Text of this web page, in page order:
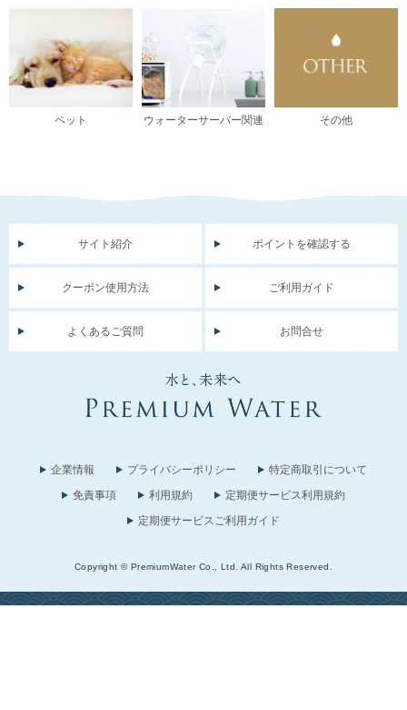
ペット ウォーターサーバー関連 その他
サイト紹介 ポイントを確認する
クーポン使用方法 ご利用ガイド
よくあるご質問 お問合せ
企業情報 プライバシーポリシー
特定商取引について
免責事項
利用規約
定期便サービス利用規約
定期便サービスご利用ガイド
Copyright © PremiumWater Co., Ltd. All Rights Reserved.